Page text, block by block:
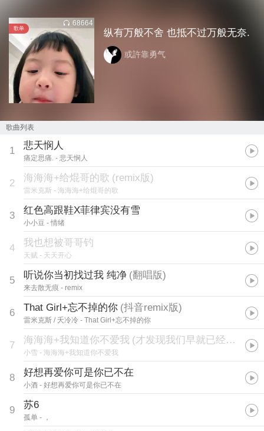
歌单
68664
纵有万般不舍 也抵不过万般无奈.
或許靠勇气
歌曲列表
1 悲天悯人
痛定思痛. - 悲天悯人
2 海海海+给焜哥的歌 (remix版)
雷米克斯 - 海海海+给焜哥的歌
3 红色高跟鞋X菲律宾没有雪
小小豆 - 情绪
4 我也想被哥哥钓
天赋 - 天天开心
5 听说你当初找过我 纯净 (翻唱版)
来去散无痕 - remix
6 That Girl+忘不掉的你 (抖音remix版)
雷米克斯 / 夭冷冷 - That Girl+忘不掉的你
7 海海海+我知道你不爱我 (才发现我们早就已经回不去从前
小雪 - 海海海+我知道你不爱我
8 好想再爱你可是你已不在
小酒 - 好想再爱你可是你已不在
9 苏6
孤单 - ，